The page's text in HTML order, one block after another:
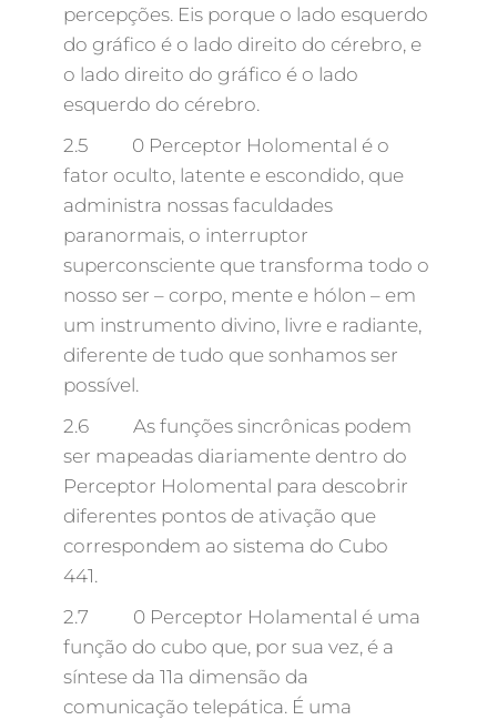
percepções. Eis porque o lado esquerdo
do gráfico é o lado direito do cérebro, e
o lado direito do gráfico é o lado
esquerdo do cérebro.
2.5 0 Perceptor Holomental é o
fator oculto, latente e escondido, que
administra nossas faculdades
paranormais, o interruptor
superconsciente que transforma todo o
nosso ser – corpo, mente e hólon – em
um instrumento divino, livre e radiante,
diferente de tudo que sonhamos ser
possível.
2.6 As funções sincrônicas podem
ser mapeadas diariamente dentro do
Perceptor Holomental para descobrir
diferentes pontos de ativação que
correspondem ao sistema do Cubo
441.
2.7 0 Perceptor Holamental é uma
função do cubo que, por sua vez, é a
síntese da 11a dimensão da
comunicação telepática. É uma